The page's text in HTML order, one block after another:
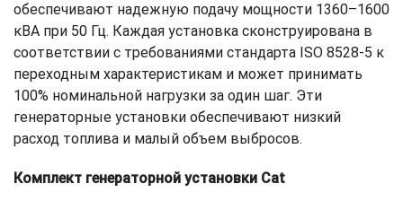
обеспечивают надежную подачу мощности 1360–1600
кВА при 50 Гц. Каждая установка сконструирована в
соответствии с требованиями стандарта ISO 8528-5 к
переходным характеристикам и может принимать
100% номинальной нагрузки за один шаг. Эти
генераторные установки обеспечивают низкий
расход топлива и малый объем выбросов.
Комплект генераторной установки Cat